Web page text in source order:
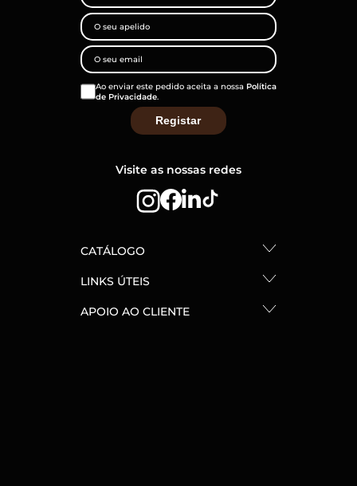
Ao enviar este pedido aceita a nossa Política
de Privacidade.
Visite as nossas redes
CATÁLOGO
LINKS ÚTEIS
APOIO AO CLIENTE